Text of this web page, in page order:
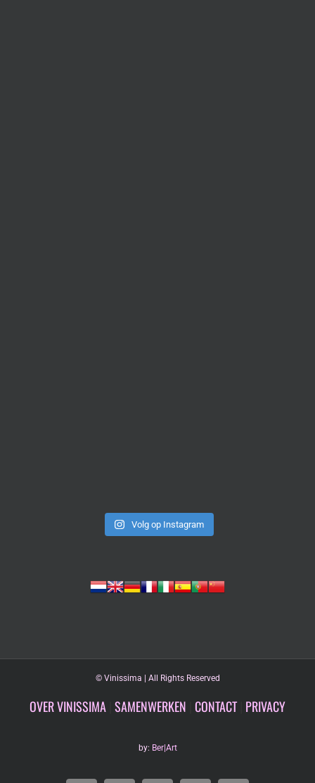
Volg op Instagram
© Vinissima | All Rights Reserved
OVER VINISSIMA SAMENWERKEN CONTACT| PRIVACY
by: Ber|Art